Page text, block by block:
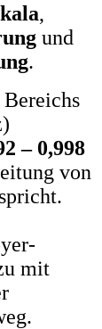
,
und
.
– 0,998
von
mit